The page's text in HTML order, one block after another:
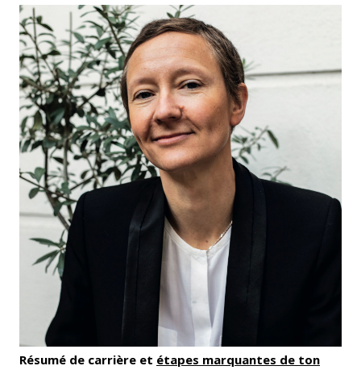
Résumé de carrière et étapes marquantes de ton